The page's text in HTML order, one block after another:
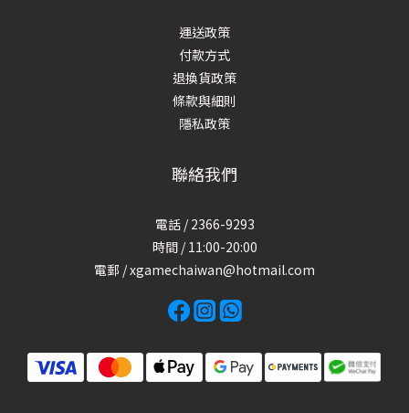
運送政策
付款方式
退換貨政策
條款與細則
隱私政策
聯絡我們
電話 / 2366-9293
時間 / 11:00-20:00
電郵 / xgamechaiwan@hotmail.com